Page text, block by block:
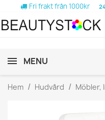
Fri frakt från 1000kr
MENU
Hem Hudvård Möbler,